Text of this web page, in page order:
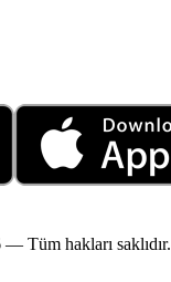
— Tüm hakları saklıdır.